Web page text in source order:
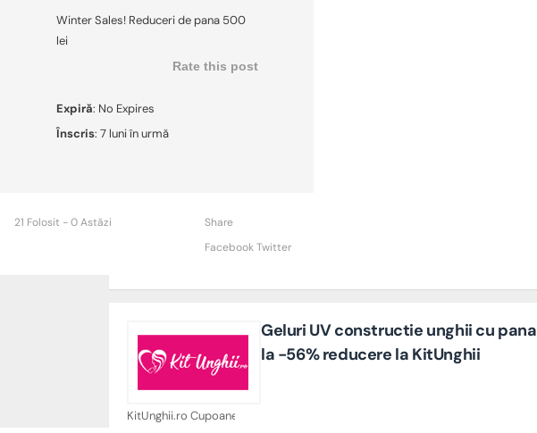
Winter Sales! Reduceri de pana 500
lei
Rate this post
Expiră: No Expires
Înscris: 7 luni în urmă
21 Folosit - 0 Astăzi
Share
FacebookTwitter
KitUnghii.ro Cupoane
Geluri UV constructie unghii cu pana
la -56% reducere la KitUnghii